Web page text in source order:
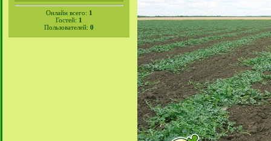
Онлайн всего: 1
Гостей: 1
Пользователей: 0